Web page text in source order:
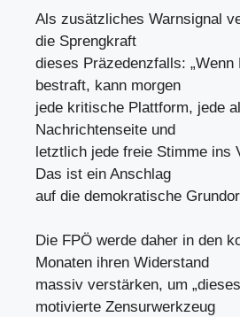
Als zusätzliches Warnsignal
die Sprengkraft
dieses Präzedenzfalls:
bestraft, kann morgen
jede kritische Plattform, jede
Nachrichtenseite und
letztlich jede freie Stimme ins
Das ist ein Anschlag
auf die demokratische
Die FPÖ werde daher in den
Monaten ihren Widerstand
massiv verstärken, um
motivierte Zensurwerkzeug